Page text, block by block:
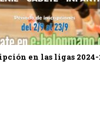
en las ligas 2024-